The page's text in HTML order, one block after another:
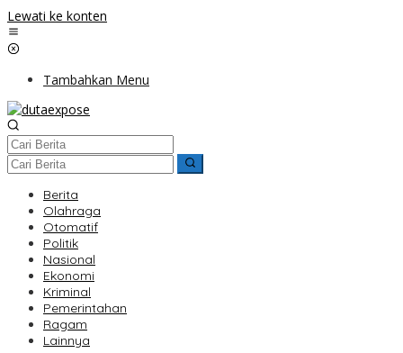
Lewati ke konten
Tambahkan Menu
Berita
Olahraga
Otomatif
Politik
Nasional
Ekonomi
Kriminal
Pemerintahan
Ragam
Lainnya